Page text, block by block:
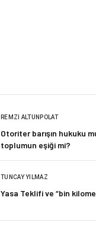
REMZI ALTUNPOLAT
Otoriter barışın hukuku
toplumun eşiği mi?
TUNCAY YILMAZ
Yasa Teklifi ve “bin